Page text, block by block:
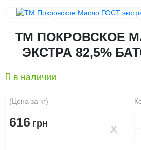
ТМ ПОКРОВСКОЕ
ЭКСТРА 82,5%
в наличии
(Цена за кг)
616 грн